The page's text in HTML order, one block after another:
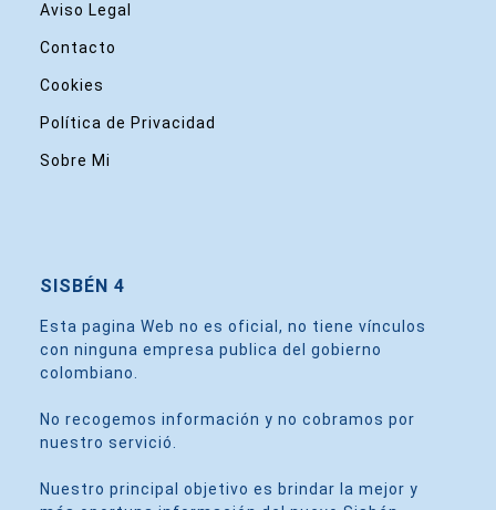
Aviso Legal
Contacto
Cookies
Política de Privacidad
Sobre Mi
SISBÉN 4
Esta pagina Web no es oficial, no tiene vínculos
con ninguna empresa publica del gobierno
colombiano.
No recogemos información y no cobramos por
nuestro servició.
Nuestro principal objetivo es brindar la mejor y